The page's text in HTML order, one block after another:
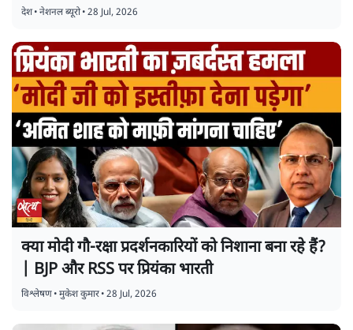
देश•नेशनल ब्यूरो•28 Jul, 2026
क्या मोदी गौ-रक्षा प्रदर्शनकारियों को निशाना बना रहे हैं?
| BJP और RSS पर प्रियंका भारती
विश्लेषण•मुकेश कुमार•28 Jul, 2026